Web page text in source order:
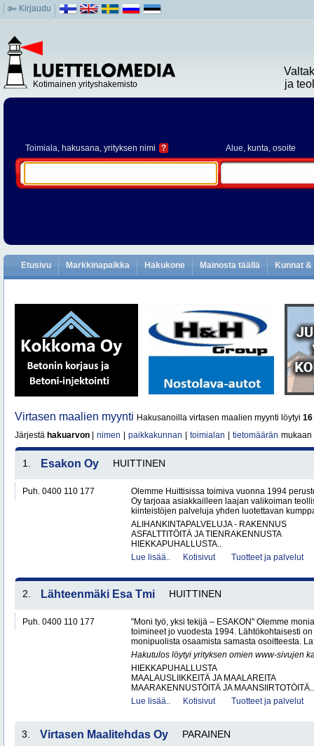
Kirjaudu
Kotimainen yrityshakemisto
ja
Toimiala, hakusana, yrityksen nimi ? Alue, kunta, osoite
Etusivu Markkinapaikka Hakukone Mainosta täällä Kunnat
Virtasen maalien myynti Hakusanoilla virtasen maalien myynti löytyi 16
Järjestä hakuarvon nimen paikkakunnan toimialan tietomäärän mukaan
1. Esakon Oy HUITTINEN
Puh. 0400 110 177
Olemme Huittisissa toimiva vuonna 1994
Oy tarjoaa asiakkailleen laajan valikoiman
kiinteistöjen palveluja yhden luotettavan
ALIHANKINTAPALVELUJA - RAKENNUS
ASFALTTITÖITÄ JA TIENRAKENNUSTA
HIEKKAPUHALLUSTA..
Lue lisää..
Kotisivut Tuotteet ja palvelut
2. Lähteenmäki Esa Tmi HUITTINEN
Puh. 0400 110 177
"Moni työ, yksi tekijä – ESAKON" Olemme
toimineet jo vuodesta 1994. Lähtökohtaisesti
monipuolista osaamista samasta osoitteesta.
Hakutulos löytyi yrityksen omien www-sivujen
HIEKKAPUHALLUSTA
MAALAUSLIIKKEITÄ JA MAALAREITA
MAARAKENNUSTÖITÄ JA MAANSIIRTOTÖITÄ..
Lue lisää..
Kotisivut Tuotteet ja palvelut
3. Virtasen Maalitehdas Oy PARAINEN